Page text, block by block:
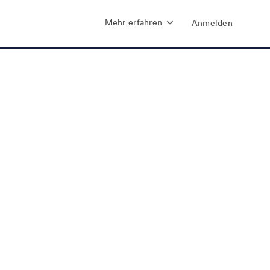
Mehr erfahren Anmelden